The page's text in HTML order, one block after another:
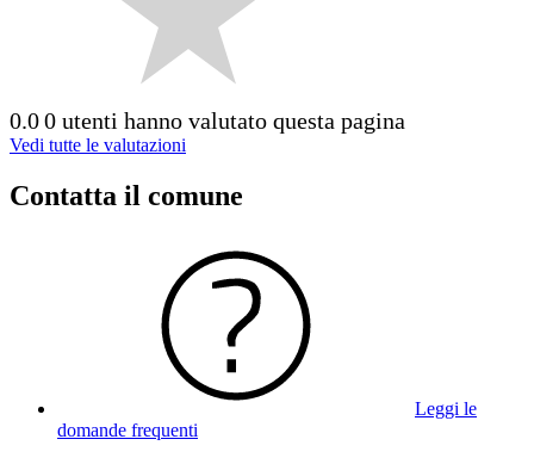
0.00 utenti hanno valutato questa pagina
Vedi tutte le valutazioni
Contatta il comune
Leggi le
domande frequenti